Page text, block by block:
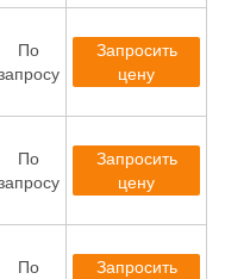
По
Запросить
цену
По
Запросить
цену
По
Запросить